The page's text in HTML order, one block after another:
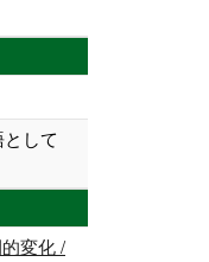
して
変化 /